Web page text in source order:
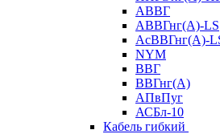
АВВГ
АВВГнг(А)-LS
АсВВГнг(А)-
NYM
ВВГ
ВВГнг(А)
АПвПуг
АСБл-10
Кабель гибкий